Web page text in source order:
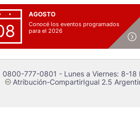
AGOSTO
Conocé los eventos programados
para el 2026
0800-777-0801 - Lunes a Viernes: 8-18
cAtribución-CompartirIgual 2.5